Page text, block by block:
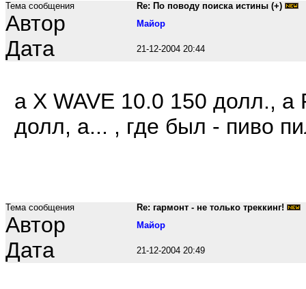
Тема сообщения Re: По поводу поиска истины (+)
Автор Maйop
Дата 21-12-2004 20:44
а X WAVE 10.0 150 долл.,
долл, а... , где был - пиво
Тема сообщения Re: гармонт - не только треккинг!
Автор Maйop
Дата 21-12-2004 20:49